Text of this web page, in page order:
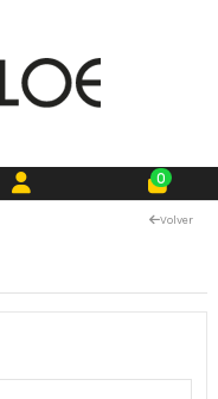
0
Volver